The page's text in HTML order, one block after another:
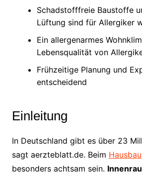
Schadstofffreie Baustoffe
Lüftung sind für Allergiker
Ein allergenarmes
Lebensqualität von
Frühzeitige Planung und
entscheidend
Einleitung
In Deutschland gibt es über 23
sagt aerzteblatt.de. Beim Hausbau
besonders achtsam sein.